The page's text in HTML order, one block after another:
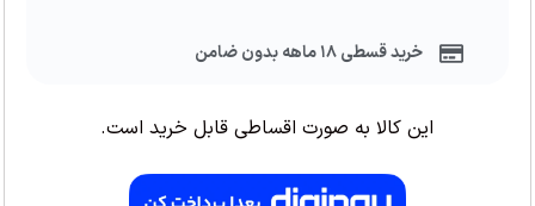
خرید قسطی ۱۸ ماهه بدون ضامن
این کالا به صورت اقساطی قابل خرید است.